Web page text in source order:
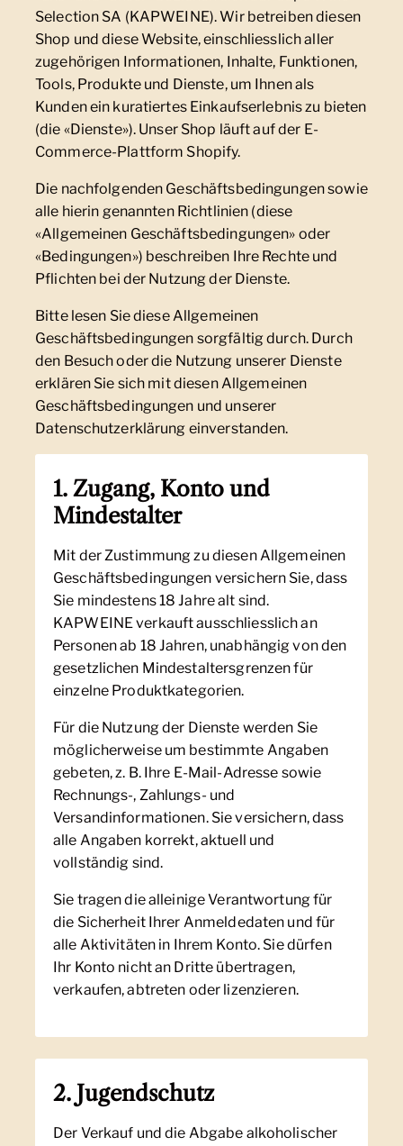
Selection SA (KAPWEINE). Wir betreiben diesen
Shop und diese Website, einschliesslich aller
zugehörigen Informationen, Inhalte, Funktionen,
Tools, Produkte und Dienste, um Ihnen als
Kunden ein kuratiertes Einkaufserlebnis zu bieten
(die «Dienste»). Unser Shop läuft auf der E-
Commerce-Plattform Shopify.
Die nachfolgenden Geschäftsbedingungen sowie
alle hierin genannten Richtlinien (diese
«Allgemeinen Geschäftsbedingungen» oder
«Bedingungen») beschreiben Ihre Rechte und
Pflichten bei der Nutzung der Dienste.
Bitte lesen Sie diese Allgemeinen
Geschäftsbedingungen sorgfältig durch. Durch
den Besuch oder die Nutzung unserer Dienste
erklären Sie sich mit diesen Allgemeinen
Geschäftsbedingungen und unserer
Datenschutzerklärung einverstanden.
1. Zugang, Konto und
Mindestalter
Mit der Zustimmung zu diesen Allgemeinen
Geschäftsbedingungen versichern Sie, dass
Sie mindestens 18 Jahre alt sind.
KAPWEINE verkauft ausschliesslich an
Personen ab 18 Jahren, unabhängig von den
gesetzlichen Mindestaltersgrenzen für
einzelne Produktkategorien.
Für die Nutzung der Dienste werden Sie
möglicherweise um bestimmte Angaben
gebeten, z. B. Ihre E-Mail-Adresse sowie
Rechnungs-, Zahlungs- und
Versandinformationen. Sie versichern, dass
alle Angaben korrekt, aktuell und
vollständig sind.
Sie tragen die alleinige Verantwortung für
die Sicherheit Ihrer Anmeldedaten und für
alle Aktivitäten in Ihrem Konto. Sie dürfen
Ihr Konto nicht an Dritte übertragen,
verkaufen, abtreten oder lizenzieren.
2. Jugendschutz
Der Verkauf und die Abgabe alkoholischer